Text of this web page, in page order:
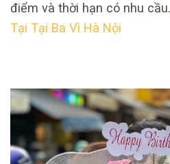
điểm và thời hạn có nhu cầu.
Tại Tại Ba Vì Hà Nội